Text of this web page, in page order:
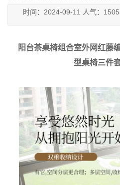
时间：2024-09-11 人气：
阳台茶桌椅组合室外网红藤
型桌椅三件